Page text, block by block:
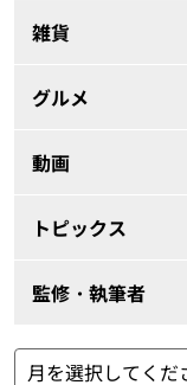
雑貨
グルメ
動画
トピックス
監修・執筆者